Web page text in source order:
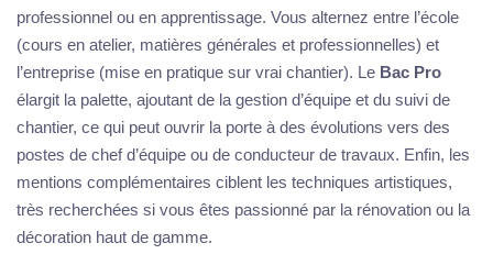
professionnel ou en apprentissage. Vous alternez entre l’école
(cours en atelier, matières générales et professionnelles) et
l’entreprise (mise en pratique sur vrai chantier). Le Bac Pro
élargit la palette, ajoutant de la gestion d’équipe et du suivi de
chantier, ce qui peut ouvrir la porte à des évolutions vers des
postes de chef d’équipe ou de conducteur de travaux. Enfin, les
mentions complémentaires ciblent les techniques artistiques,
très recherchées si vous êtes passionné par la rénovation ou la
décoration haut de gamme.